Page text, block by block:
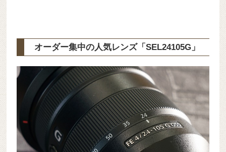
オーダー集中の人気レンズ「SEL24105G」